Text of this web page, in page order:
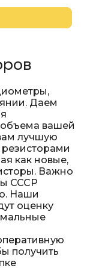
Даем
объема вашей
лучшую
как новые,
Важно
СССР
Наши
оценку
получить